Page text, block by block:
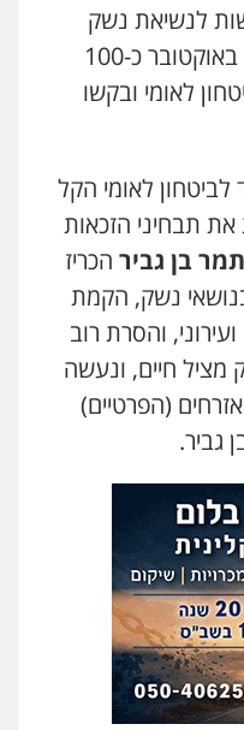
אסירים מעצרים
עו"ד
דין
עורכי דין לענייני
דין פלילי
פשיעה חמורה
וחקירות
לנשיאת נשק
פרטי: מתחילת הלחימה ב-7 באוקטובר כ-100
לאומי ובקשו
לאומי הקל
תבחיני הזכאות
בן גביר הכריז
נשק, הקמת
והסרת רוב
חיים, ונעשה
(הפרטיים)
גביר.